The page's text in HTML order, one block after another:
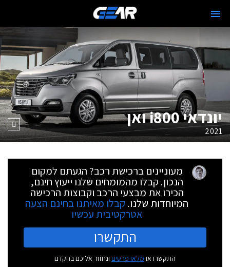
יונדאי i800 ואן
2021
מעוניינים ברכישת רכב? הגעתם למקום
הנכון. קבלו מהמומחים שלנו ייעוץ חינם,
הכירו את מבצעי הרכב וקבוצות הרכישה
המיוחדות שלנו. קבלו מאיתנו בחינם הצעה
אטרקטיבית עכשיו
התקשרו
התקשרו או מלאו פרטים ונחזור אליכם בהקדם